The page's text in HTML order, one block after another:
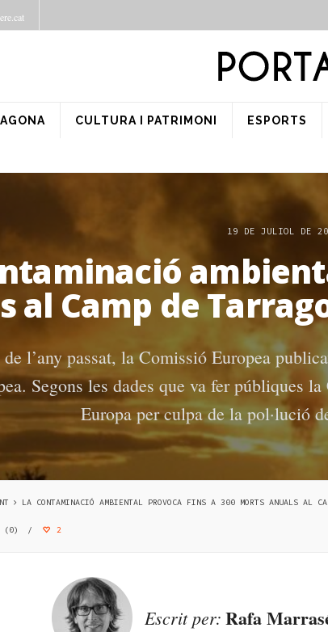
CULTURA I PATRIMONI ESPORTS
19 DE JULIOL DE
al Camp de
de l’any passat, la Comissió Europea
Segons les dades que va fer públiques
Europa per culpa de la pol·lució
LA CONTAMINACIÓ AMBIENTAL PROVOCA FINS A 300 MORTS ANUALS AL
2
(0) /
Escrit per: Rafa